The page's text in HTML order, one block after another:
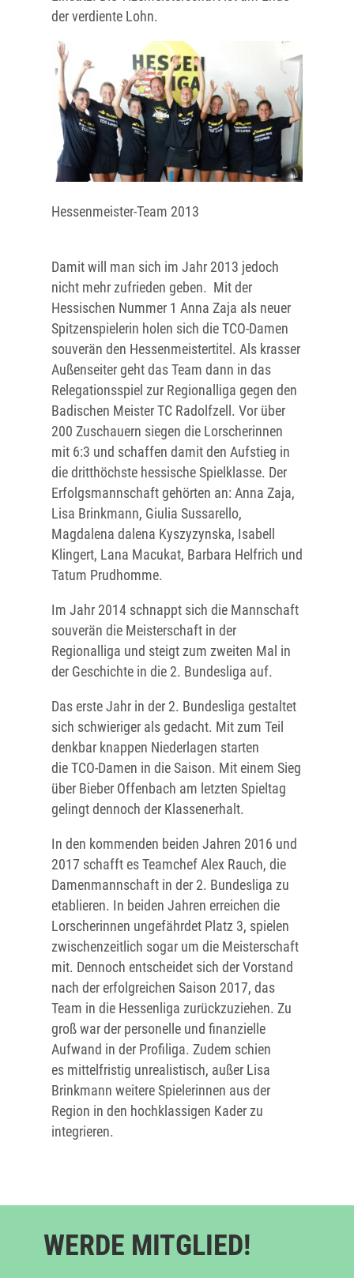
der verdiente Lohn.
Hessenmeister-Team 2013
Damit will man sich im Jahr 2013 jedoch
nicht mehr zufrieden geben. Mit der
Hessischen Nummer 1 Anna Zaja als neuer
Spitzenspielerin holen sich die TCO-Damen
souverän den Hessenmeistertitel. Als krasser
Außenseiter geht das Team dann in das
Relegationsspiel zur Regionalliga gegen den
Badischen Meister TC Radolfzell. Vor über
200 Zuschauern siegen die Lorscherinnen
mit 6:3 und schaffen damit den Aufstieg in
die dritthöchste hessische Spielklasse. Der
Erfolgsmannschaft gehörten an: Anna Zaja,
Lisa Brinkmann, Giulia Sussarello,
Magdalena dalena Kyszyzynska, Isabell
Klingert, Lana Macukat, Barbara Helfrich und
Tatum Prudhomme.
Im Jahr 2014 schnappt sich die Mannschaft
souverän die Meisterschaft in der
Regionalliga und steigt zum zweiten Mal in
der Geschichte in die 2. Bundesliga auf.
Das erste Jahr in der 2. Bundesliga gestaltet
sich schwieriger als gedacht. Mit zum Teil
denkbar knappen Niederlagen starten
die TCO-Damen in die Saison. Mit einem Sieg
über Bieber Offenbach am letzten Spieltag
gelingt dennoch der Klassenerhalt.
In den kommenden beiden Jahren 2016 und
2017 schafft es Teamchef Alex Rauch, die
Damenmannschaft in der 2. Bundesliga zu
etablieren. In beiden Jahren erreichen die
Lorscherinnen ungefährdet Platz 3, spielen
zwischenzeitlich sogar um die Meisterschaft
mit. Dennoch entscheidet sich der Vorstand
nach der erfolgreichen Saison 2017, das
Team in die Hessenliga zurückzuziehen. Zu
groß war der personelle und finanzielle
Aufwand in der Profiliga. Zudem schien
es mittelfristig unrealistisch, außer Lisa
Brinkmann weitere Spielerinnen aus der
Region in den hochklassigen Kader zu
integrieren.
WERDE MITGLIED!